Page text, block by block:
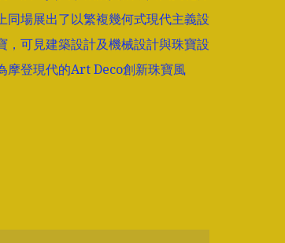
同場展出了以繁複幾何式現代主義設
，可見建築設計及機械設計與珠寶設
摩登現代的Art Deco創新珠寶風